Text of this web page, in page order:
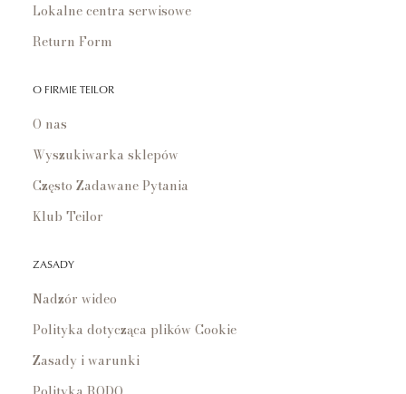
Lokalne centra serwisowe
Return Form
O FIRMIE TEILOR
O nas
Wyszukiwarka sklepów
Często Zadawane Pytania
Klub Teilor
ZASADY
Nadzór wideo
Polityka dotycząca plików Cookie
Zasady i warunki